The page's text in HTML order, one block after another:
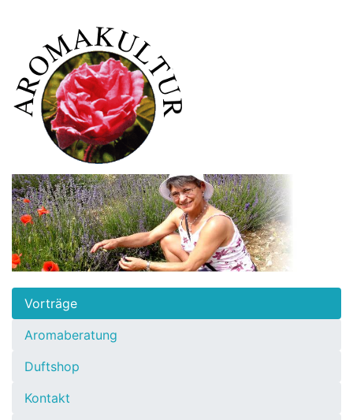
Vorträge
Aromaberatung
Duftshop
Kontakt